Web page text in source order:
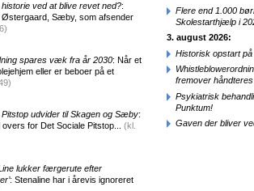
ved at blive revet ned?:
Sæby, som afsender
spares væk fra år 2030: Når et
eller er beboer på et
Pitstop udvider til Skagen og Sæby:
for Det Sociale Pitstop... (kl.
lukker færgerute efter
: Stenaline har i årevis ignoreret
Flere end 1.000
Skolestarthjælp i
3. august 2026:
Historisk opstart
fremover
Psykiatrisk
Punktum!
Gaven der bliver